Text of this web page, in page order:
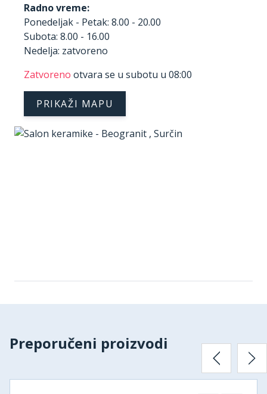
Radno vreme:
Ponedeljak - Petak: 8.00 - 20.00
Subota: 8.00 - 16.00
Nedelja: zatvoreno
Zatvoreno otvara se u subotu u 08:00
PRIKAŽI MAPU
Preporučeni proizvodi